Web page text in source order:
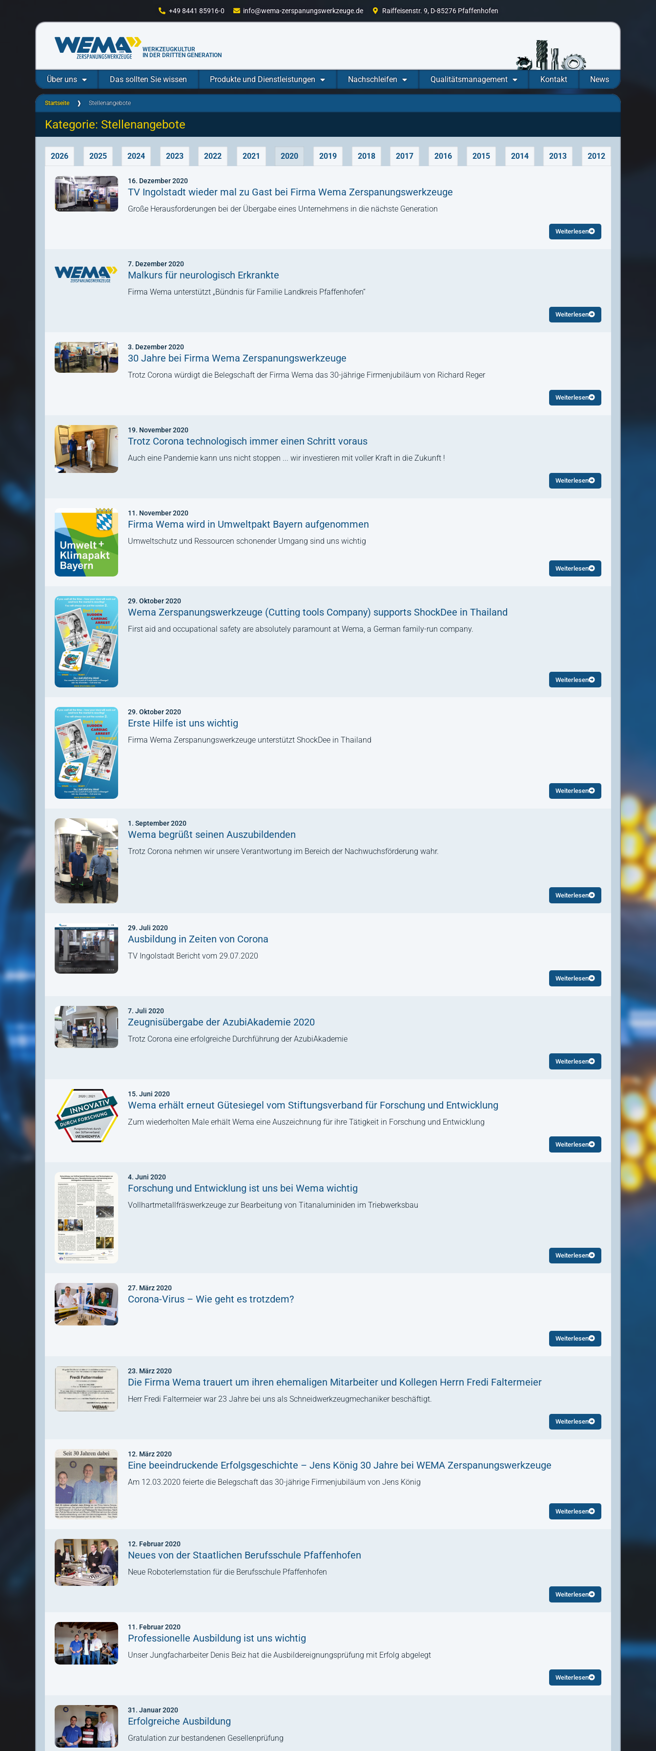
+49 8441 85916-0 info@wema-zerspanungswerkzeuge.de Raiffeisenstr. 9, D-85276 Pfaffenhofen
WERKZEUGKULTUR
IN DER DRITTEN GENERATION
Über uns Das sollten Sie wissen Produkte und Dienstleistungen Nachschleifen Qualitätsmanagement Kontakt News
Startseite ❱ Stellenangebote
Kategorie: Stellenangebote
2026 2025 2024 2023 2022 2021 2020 2019 2018 2017 2016 2015 2014 2013 2012
16. Dezember 2020
TV Ingolstadt wieder mal zu Gast bei Firma Wema Zerspanungswerkzeuge
Große Herausforderungen bei der Übergabe eines Unternehmens in die nächste Generation
Weiterlesen
7. Dezember 2020
Malkurs für neurologisch Erkrankte
Firma Wema unterstützt „Bündnis für Familie Landkreis Pfaffenhofen“
Weiterlesen
3. Dezember 2020
30 Jahre bei Firma Wema Zerspanungswerkzeuge
Trotz Corona würdigt die Belegschaft der Firma Wema das 30-jährige Firmenjubiläum von Richard Reger
Weiterlesen
19. November 2020
Trotz Corona technologisch immer einen Schritt voraus
Auch eine Pandemie kann uns nicht stoppen ... wir investieren mit voller Kraft in die Zukunft !
Weiterlesen
11. November 2020
Firma Wema wird in Umweltpakt Bayern aufgenommen
Umweltschutz und Ressourcen schonender Umgang sind uns wichtig
Weiterlesen
29. Oktober 2020
Wema Zerspanungswerkzeuge (Cutting tools Company) supports ShockDee in Thailand
First aid and occupational safety are absolutely paramount at Wema, a German family-run company.
Weiterlesen
29. Oktober 2020
Erste Hilfe ist uns wichtig
Firma Wema Zerspanungswerkzeuge unterstützt ShockDee in Thailand
Weiterlesen
1. September 2020
Wema begrüßt seinen Auszubildenden
Trotz Corona nehmen wir unsere Verantwortung im Bereich der Nachwuchsförderung wahr.
Weiterlesen
29. Juli 2020
Ausbildung in Zeiten von Corona
TV Ingolstadt Bericht vom 29.07.2020
Weiterlesen
7. Juli 2020
Zeugnisübergabe der AzubiAkademie 2020
Trotz Corona eine erfolgreiche Durchführung der AzubiAkademie
Weiterlesen
15. Juni 2020
Wema erhält erneut Gütesiegel vom Stiftungsverband für Forschung und Entwicklung
Zum wiederholten Male erhält Wema eine Auszeichnung für ihre Tätigkeit in Forschung und Entwicklung
Weiterlesen
4. Juni 2020
Forschung und Entwicklung ist uns bei Wema wichtig
Vollhartmetallfräswerkzeuge zur Bearbeitung von Titanaluminiden im Triebwerksbau
Weiterlesen
27. März 2020
Corona-Virus – Wie geht es trotzdem?
Weiterlesen
23. März 2020
Die Firma Wema trauert um ihren ehemaligen Mitarbeiter und Kollegen Herrn Fredi Faltermeier
Herr Fredi Faltermeier war 23 Jahre bei uns als Schneidwerkzeugmechaniker beschäftigt.
Weiterlesen
12. März 2020
Eine beeindruckende Erfolgsgeschichte – Jens König 30 Jahre bei WEMA Zerspanungswerkzeuge
Am 12.03.2020 feierte die Belegschaft das 30-jährige Firmenjubiläum von Jens König
Weiterlesen
12. Februar 2020
Neues von der Staatlichen Berufsschule Pfaffenhofen
Neue Roboterlernstation für die Berufsschule Pfaffenhofen
Weiterlesen
11. Februar 2020
Professionelle Ausbildung ist uns wichtig
Unser Jungfacharbeiter Denis Beiz hat die Ausbildereignungsprüfung mit Erfolg abgelegt
Weiterlesen
31. Januar 2020
Erfolgreiche Ausbildung
Gratulation zur bestandenen Gesellenprüfung